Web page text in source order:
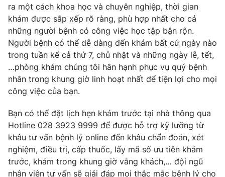
® Cấm sao chép dưới mọi hình thức nếu không có sự chấp
thuận bằng văn bản. Ghi rõ nguồn VTV.vn khi phát hành lại
thông tin từ website này.
ra một cách khoa học và chuyên nghiệp, thời gian
khám được sắp xếp rõ ràng, phù hợp nhất cho cả
những người bệnh có công việc học tập bận rộn.
Người bệnh có thể dễ dàng đến khám bất cứ ngày nào
trong tuần kể cả thứ 7, chủ nhật và những ngày lễ, tết,
…phòng khám chúng tôi hân hạnh phục vụ quý bệnh
nhân trong khung giờ linh hoạt nhất để tiện lợi cho mọi
công việc của bạn.
Bạn có thể đặt lịch hẹn khám trước tại nhà thông qua
Hotline 028 3923 9999 để được hỗ trợ kỹ lưỡng từ
khâu tư vấn bệnh lý online đến khâu chẩn đoán, xét
nghiệm, điều trị, cấp thuốc, lấy mã số ưu tiên khám
trước, khám trong khung giờ vắng khách,… đội ngũ
nhân viên tư vấn sẽ giải đáp mọi thắc mắc bệnh lý cho